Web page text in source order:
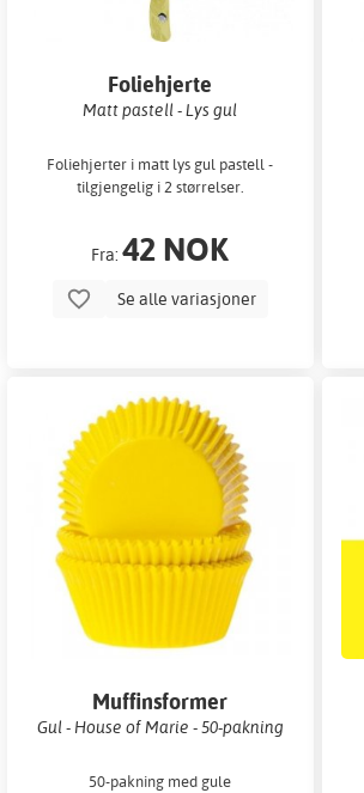
Foliehjerte
Matt pastell - Lys gul
Foliehjerter i matt lys gul pastell -
tilgjengelig i 2 størrelser.
Fra:42 NOK
Se alle variasjoner
Muffinsformer
Gul - House of Marie - 50-pakning
50-pakning med gule